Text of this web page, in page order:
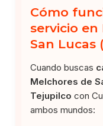
Cómo
servicio en
San Lucas
Cuando buscas
Melchores de
Tejupilco con
ambos mundos: